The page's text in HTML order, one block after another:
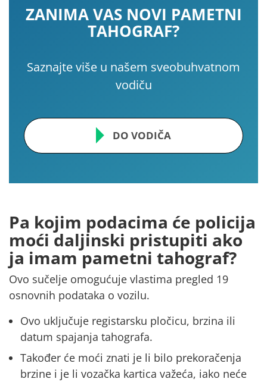
ZANIMA VAS NOVI PAMETNI
TAHOGRAF?
Saznajte više u našem sveobuhvatnom
vodiču
DO VODIČA
Pa kojim podacima će policija
moći daljinski pristupiti ako
ja imam pametni tahograf?
Ovo sučelje omogućuje vlastima pregled 19
osnovnih podataka o vozilu.
Ovo uključuje registarsku pločicu, brzina ili
datum spajanja tahografa.
Također će moći znati je li bilo prekoračenja
brzine i je li vozačka kartica važeća, iako neće